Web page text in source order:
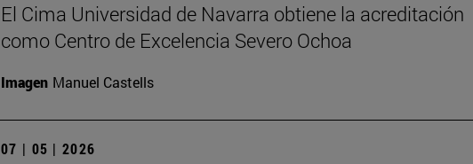
El Cima Universidad de Navarra obtiene la acreditación
como Centro de Excelencia Severo Ochoa
Imagen Manuel Castells
07 | 05 | 2026